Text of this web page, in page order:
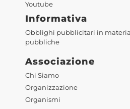
Youtube
Informativa
Obblighi pubblicitari in
pubbliche
Associazione
Chi Siamo
Organizzazione
Organismi